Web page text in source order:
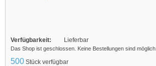
Verfügbarkeit: Lieferbar
Das Shop ist geschlossen. Keine Bestellungen sind möglich.
500 Stück verfügbar